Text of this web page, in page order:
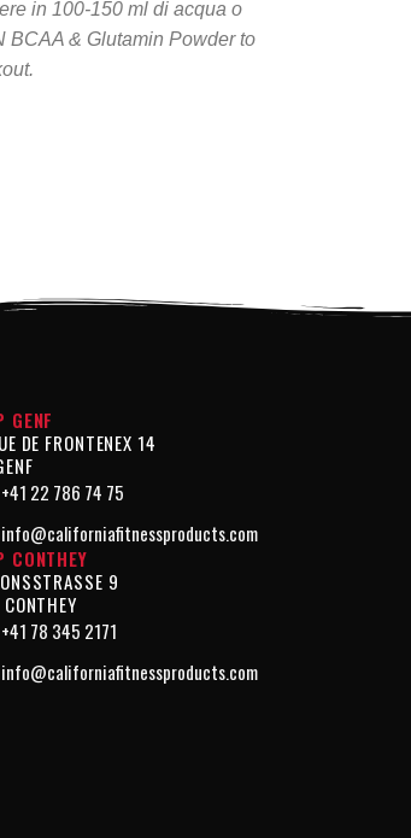
in 100-150 ml di acqua o
BCAA & Glutamin Powder to
GENF
DE FRONTENEX 14
+41 22 786 74 75
info@californiafitnessproducts.com
CONTHEY
9
+41 78 345 2171
info@californiafitnessproducts.com